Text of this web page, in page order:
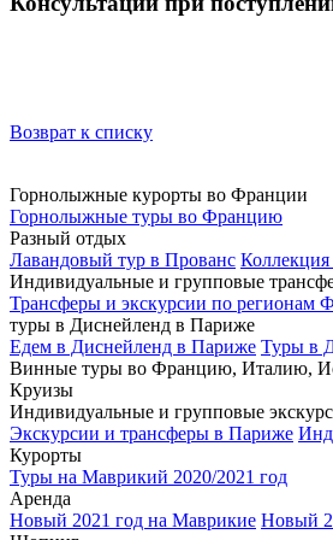
Возврат к списку
Горнолыжные курорты во Франции
Горнолыжные туры во Францию
Разный отдых
Лавандовый тур в Прованс
Индивидуальные и групповые
Трансферы и экскурсии по регионам
туры в Диснейленд в Париже
Едем в Диснейленд в Париже Туры в
Винные туры во Францию, Италию,
Круизы
Индивидуальные и групповые
Экскурсии и трансферы в Париже
Курорты
Туры на Маврикий 2020/2021 год
Аренда
Новый 2021 год на Маврикие Новый